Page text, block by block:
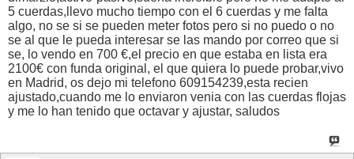
5 cuerdas,llevo mucho tiempo con el 6 cuerdas y me falta
algo, no se si se pueden meter fotos pero si no puedo o no
se al que le pueda interesar se las mando por correo que si
se, lo vendo en 700 €,el precio en que estaba en lista era
2100€ con funda original, el que quiera lo puede probar,vivo
en Madrid, os dejo mi telefono 609154239,esta recien
ajustado,cuando me lo enviaron venia con las cuerdas flojas
y me lo han tenido que octavar y ajustar, saludos